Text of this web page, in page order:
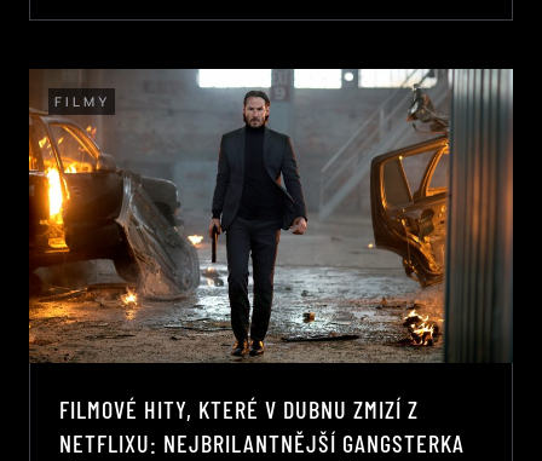
FILMY
FILMOVÉ HITY, KTERÉ V DUBNU ZMIZÍ Z
NETFLIXU: NEJBRILANTNĚJŠÍ GANGSTERKA